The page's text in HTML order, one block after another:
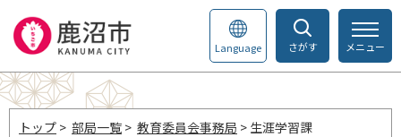
さがす
Language メニュー
トップ > 部局一覧 > 教育委員会事務局 > 生涯学習課